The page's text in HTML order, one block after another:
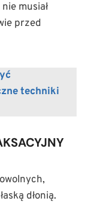
musiał
przed
techniki
dłonią.